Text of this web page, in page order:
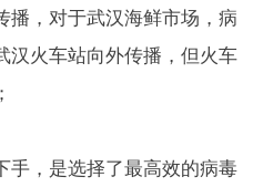
播，对于武汉海鲜市场，病
汉火车站向外传播，但火车
手，是选择了最高效的病毒